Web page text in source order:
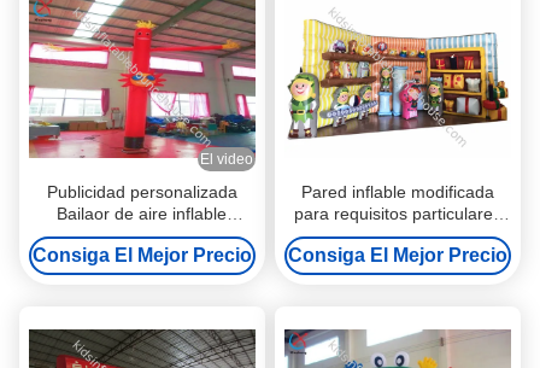
El video
Publicidad personalizada
Bailaor de aire inflable
hombre del cielo globos
publicitarios
Consiga El Mejor Precio
Pared inflable modificada
para requisitos particulares
para la decoración, pared
inflable de la impresión de
Digitaces de la publicidad del
Consiga El Mejor Precio